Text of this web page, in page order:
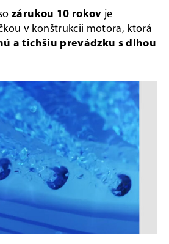
zárukou 10 rokov je
v konštrukcii motora, ktorá
a tichšiu prevádzku s dlhou